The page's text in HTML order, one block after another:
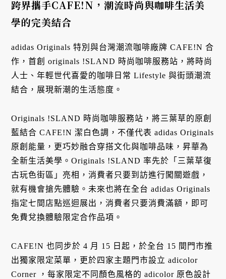
跨界攜手CAFE!N，潮流時尚與咖啡生活美
學的完美結合
adidas Originals 特別與台灣潮流咖啡廠牌 CAFE!N 合
作，首創 originals !SLAND 時尚咖啡服務站，將時尚
人士、年輕世代喜愛的咖啡日常 Lifestyle 與街頭潮流
結合，展現新潮的生活態度。
Originals !SLAND 時尚咖啡服務站，將三葉草的原創
藍結合 CAFE!N 潔白色調，不僅代表 adidas Originals
原創能量，更巧妙融合穿搭文化與咖啡品味，昇華為
全新生活美學。Originals !SLAND 率先於「三葉草復
古玩色街區」亮相，消費者只要到訪進行闖關遊戲，
就有機會搶先體驗。未來也將在全台 adidas Originals
指定七間店點巡迴展出，消費者只要消費滿額，即可
免費兌換體驗限定合作品項。
CAFE!N 也同步於 4 月 15 日起，於全台 15 間門市推
出獨家限定菜單，更於四家主題門市設立 adicolor
Corner ，每家限定不同顏色風格的 adicolor 原色設計